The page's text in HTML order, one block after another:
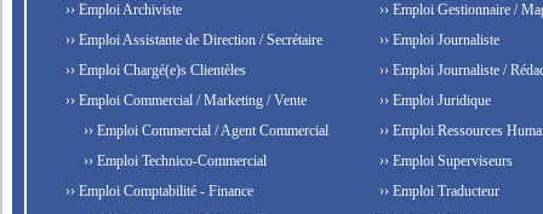
›› Emploi Archiviste
›› Emploi Assistante de Direction / Secrétaire
›› Emploi Chargé(e)s Clientèles
›› Emploi Commercial / Marketing / Vente
›› Emploi Commercial / Agent Commercial
›› Emploi Technico-Commercial
›› Emploi Comptabilité - Finance
›› Emploi Gestionnaire /
›› Emploi Journaliste
›› Emploi Journaliste /
›› Emploi Juridique
›› Emploi Ressources
›› Emploi Superviseurs
›› Emploi Traducteur